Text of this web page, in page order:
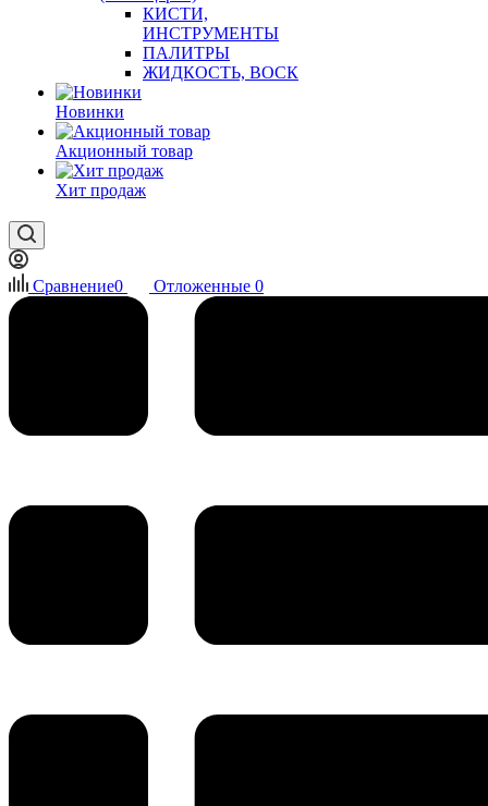
КИСТИ,
ИНСТРУМЕНТЫ
ПАЛИТРЫ
ЖИДКОСТЬ, ВОСК
Новинки
Акционный товар
Хит продаж
Сравнение0 Отложенные 0